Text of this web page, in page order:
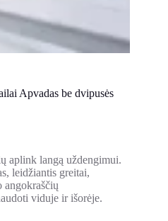
Apvadas be dvipusės
aplink langą uždengimui.
leidžiantis greitai,
viduje ir išorėje.